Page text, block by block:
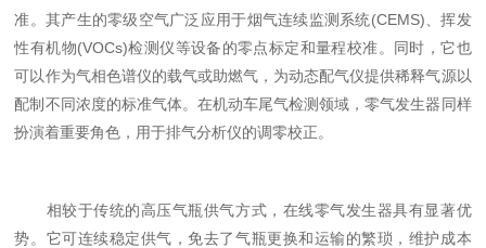
准。其产生的零级空气广泛应用于烟气连续监测系统(CEMS)、挥发
性有机物(VOCs)检测仪等设备的零点标定和量程校准。同时，它也
可以作为气相色谱仪的载气或助燃气，为动态配气仪提供稀释气源以
配制不同浓度的标准气体。在机动车尾气检测领域，零气发生器同样
扮演着重要角色，用于排气分析仪的调零校正。
相较于传统的高压气瓶供气方式，在线零气发生器具有显著优
势。它可连续稳定供气，免去了气瓶更换和运输的繁琐，维护成本